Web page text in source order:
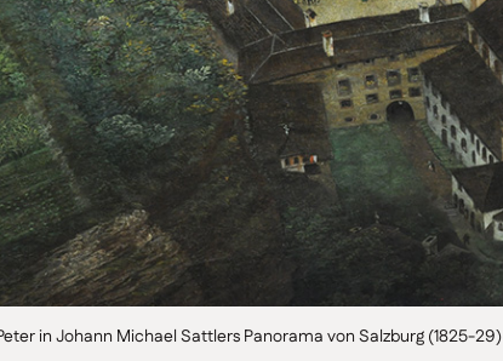
in Johann Michael Sattlers Panorama von Salzburg (1825-29)